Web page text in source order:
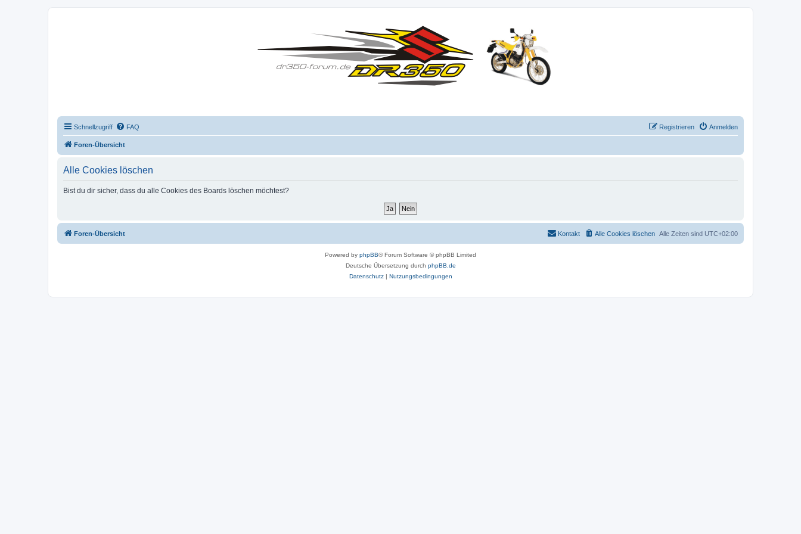
Schnellzugriff FAQ Anmelden
Registrieren
Foren-Übersicht
Alle Cookies löschen
Bist du dir sicher, dass du alle Cookies des Boards löschen möchtest?
Foren-Übersicht Alle Zeiten sind UTC+02:00
Alle Cookies löschen
Kontakt
Powered by phpBB® Forum Software © phpBB Limited
Deutsche Übersetzung durch phpBB.de
Datenschutz| Nutzungsbedingungen